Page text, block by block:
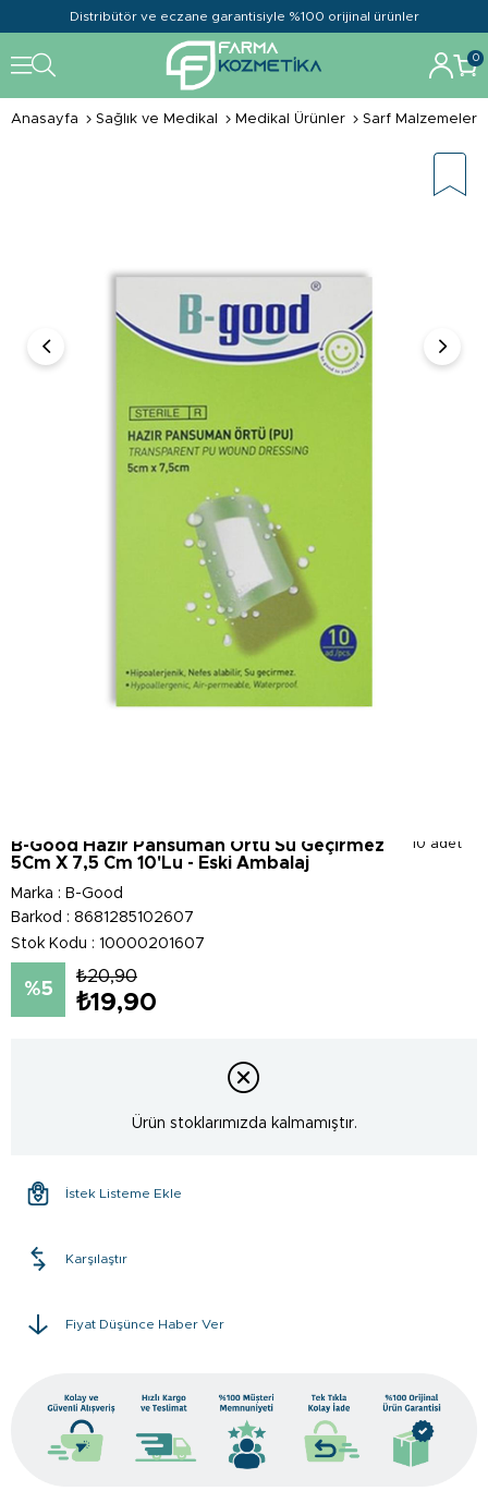
Distribütör ve eczane garantisiyle %100 orijinal ürünler
0
Anasayfa Sağlık ve Medikal Medikal Ürünler Sarf Malzemeler
10 adet
B-Good Hazır Pansuman Örtü Su Geçirmez
5Cm X 7,5 Cm 10'Lu - Eski Ambalaj
Marka : B-Good
Barkod : 8681285102607
Stok Kodu
10000201607
5
₺20,90
₺19,90
Ürün stoklarımızda kalmamıştır.
İstek Listeme Ekle
Karşılaştır
Fiyat Düşünce Haber Ver